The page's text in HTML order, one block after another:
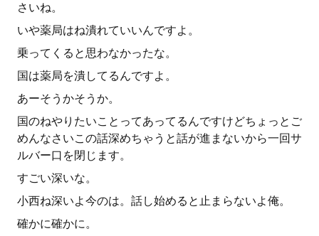
さいね。
いや薬局はね潰れていいんですよ。
乗ってくると思わなかったな。
国は薬局を潰してるんですよ。
あーそうかそうか。
国のねやりたいことってあってるんですけどちょっとご
めんなさいこの話深めちゃうと話が進まないから一回サ
ルバー口を閉じます。
すごい深いな。
小西ね深いよ今のは。話し始めると止まらないよ俺。
確かに確かに。